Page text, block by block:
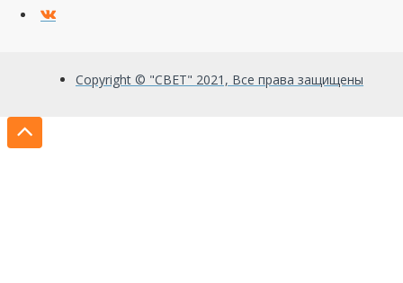
Copyright © "СВЕТ" 2021, Все права защищены